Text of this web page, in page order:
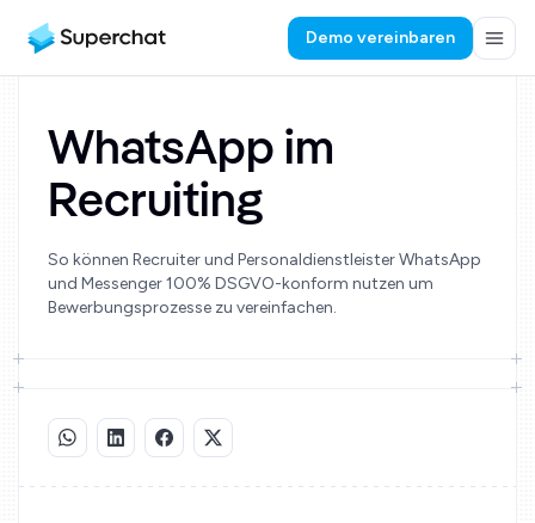
Demo vereinbaren
WhatsApp im
Recruiting
So können Recruiter und Personaldienstleister WhatsApp
und Messenger 100% DSGVO-konform nutzen um
Bewerbungsprozesse zu vereinfachen.